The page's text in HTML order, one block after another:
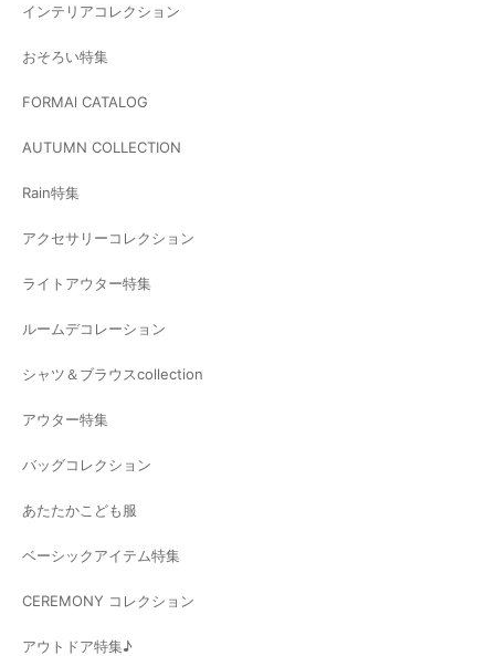
インテリアコレクション
おそろい特集
FORMAl CATALOG
AUTUMN COLLECTION
Rain特集
アクセサリーコレクション
ライトアウター特集
ルームデコレーション
シャツ＆ブラウスcollection
アウター特集
バッグコレクション
あたたかこども服
ベーシックアイテム特集
CEREMONY コレクション
アウトドア特集♪